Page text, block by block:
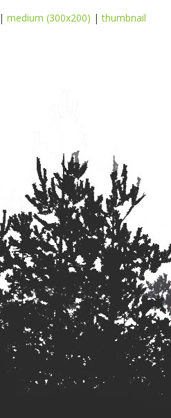
|medium (300x200) |thumbnail